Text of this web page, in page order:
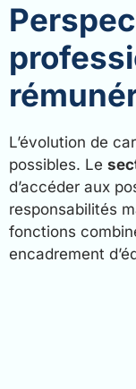
L’évolution de
possibles. Le
d’accéder aux
responsabilités
fonctions
encadrement